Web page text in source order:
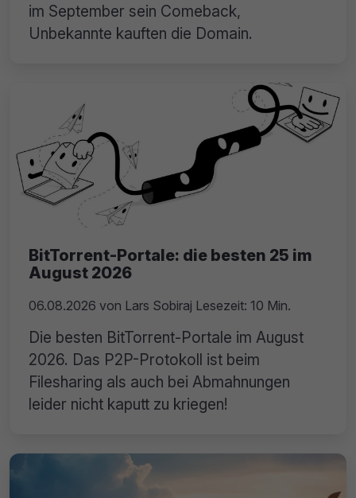
im September sein Comeback,
Unbekannte kauften die Domain.
BitTorrent-Portale: die besten 25 im
August 2026
06.08.2026 von Lars Sobiraj Lesezeit: 10 Min.
Die besten BitTorrent-Portale im August
2026. Das P2P-Protokoll ist beim
Filesharing als auch bei Abmahnungen
leider nicht kaputt zu kriegen!